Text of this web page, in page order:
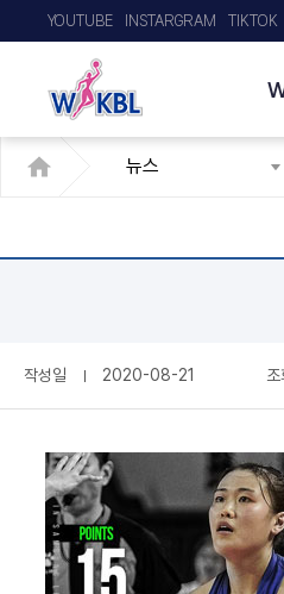
YOUTUBE INSTARGRAM TIKTOK
뉴스
작성일 2020-08-21 조